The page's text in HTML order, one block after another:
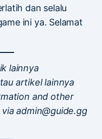
dan selalu
ini ya. Selamat
lainnya
artikel lainnya
and other
admin@guide.gg